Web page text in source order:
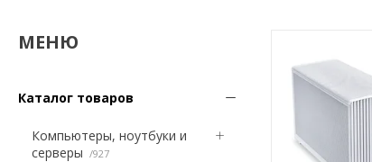
Каталог товаров
Компьютеры, ноутбуки и
серверы
927